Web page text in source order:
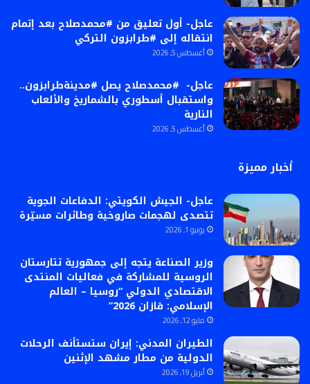
عاجل- أول تعليق من #محمدصلاح بعد إتمام
انتقاله إلى #طرابزون التركي
أغسطس 5, 2026
عاجل- #محمدصلاح يصل #مدينةطرابزون..
واستقبال أسطوري بالشماريخ والألعاب
النارية
أغسطس 5, 2026
أخبار مميزة
عاجل- الجيش الكويتي: الدفاعات الجوية
تتصدى لهجمات صاروخية وطائرات مسيّرة
يونيو 1, 2026
وزير الصناعة يتجه إلى جمهورية تتارستان
الروسية للمشاركة في فعاليات المنتدى
الاقتصادي الدولي “روسيا – العالم
الإسلامي: قازان 2026”
مايو 12, 2026
الطيران المدني: إيران ستستأنف الرحلات
الدولية من مطار مشهد الإثنين
أبريل 19, 2026